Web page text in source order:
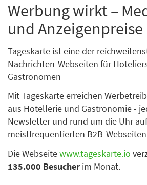
Werbung wirkt –
und Anzeigenpreise
Tageskarte ist eine der
Nachrichten-Webseiten für
Gastronomen
Mit Tageskarte erreichen
aus Hotellerie und Gastronomie -
Newsletter und rund um die Uhr
meistfrequentierten B2B-
Die Webseitewww.tageskarte.io
135.000 Besucher im Monat.